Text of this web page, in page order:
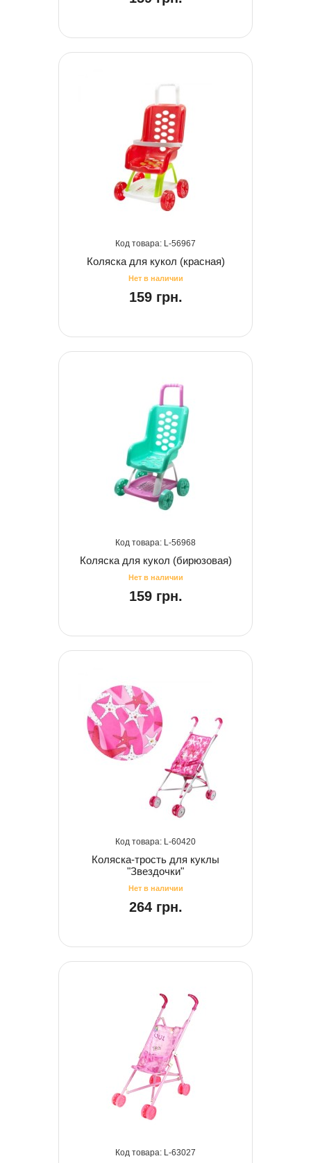
56967
Коляска для кукол (красная)
159 грн.
56968
Коляска для кукол (бирюзовая)
159 грн.
60420
Коляска-трость для куклы
"Звездочки"
264 грн.
63027